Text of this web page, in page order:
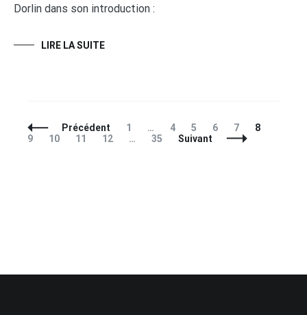
Dorlin dans son introduction :
LIRE LA SUITE
Navigation
des
Précédent Page
1 … Page
4 Page
5 Page
6 Page
7 Page
8
9
Page
10 Page
11 Page
12 … Page
35 Suivant